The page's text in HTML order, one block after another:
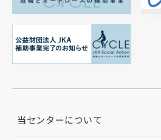
当センターについて